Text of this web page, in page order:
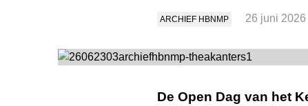
ARCHIEF HBNMP 26 juni 2026
De Open Dag van het